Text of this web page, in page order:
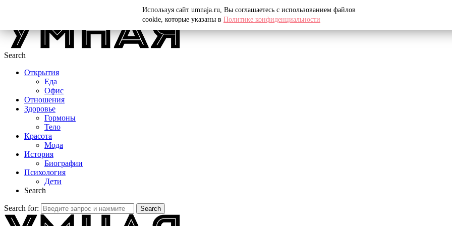
Search
Открытия
Еда
Офис
Отношения
Здоровье
Гормоны
Тело
Красота
Мода
История
Биографии
Психология
Дети
Search
Search for: Search
Используя сайт umnaja.ru, Вы соглашаетесь с использованием файлов
cookie, которые указаны в Политике конфиденциальности